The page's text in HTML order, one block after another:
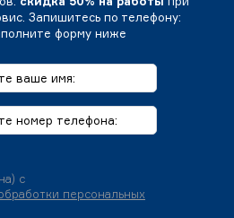
Запишитесь по телефону:
форму ниже
с
персональных